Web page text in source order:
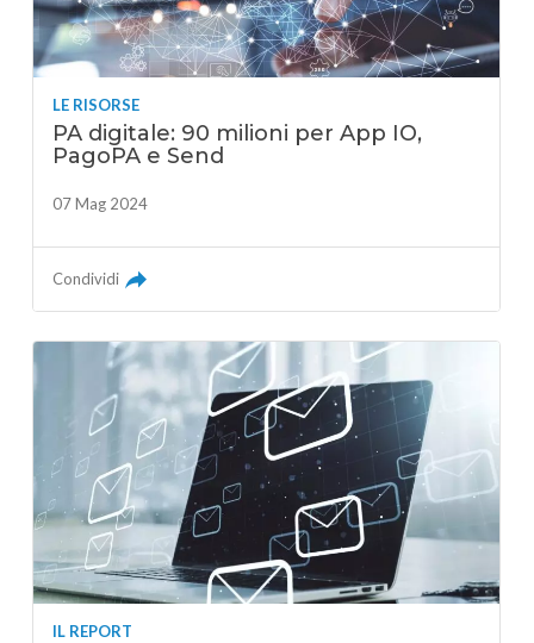
LE RISORSE
PA digitale: 90 milioni per App IO,
PagoPA e Send
07 Mag 2024
Condividi
IL REPORT